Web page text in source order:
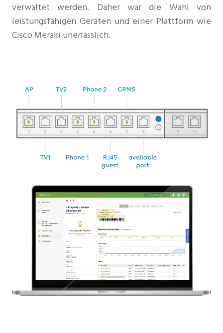
verwaltet werden. Daher war die Wahl von
leistungsfähigen Geräten und einer Plattform wie
Cisco Meraki unerlässlich.